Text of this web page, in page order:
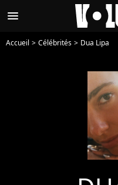
menu
Accueil Célébrités Dua Lipa